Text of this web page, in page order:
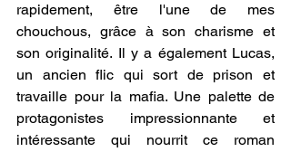
rapidement, être l'une de mes
chouchous, grâce à son charisme et
son originalité. Il y a également Lucas,
un ancien flic qui sort de prison et
travaille pour la mafia. Une palette de
protagonistes impressionnante et
intéressante qui nourrit ce roman